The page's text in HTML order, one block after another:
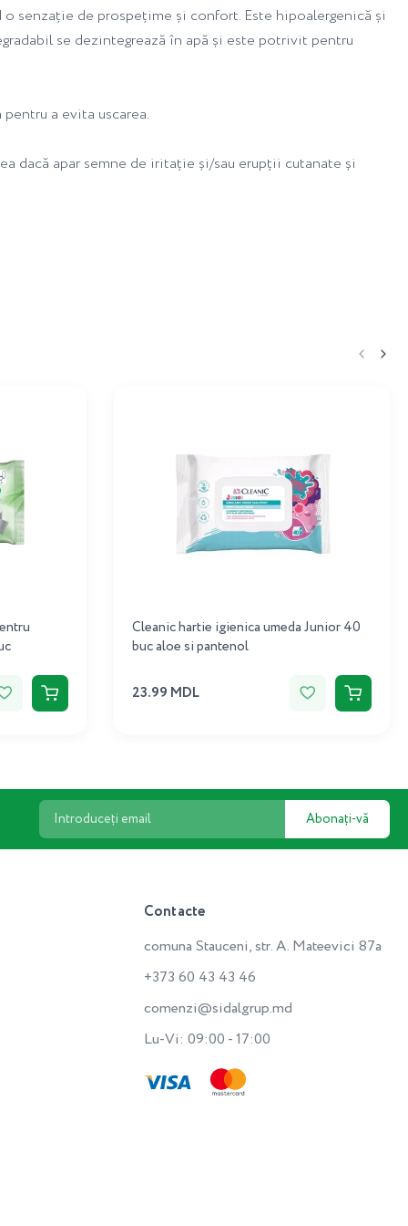
senzație de prospețime și confort. Este hipoalergenică și
se dezintegrează în apă și este potrivit pentru
a evita uscarea.
dacă apar semne de iritație și/sau erupții cutanate și
Cleanic hartie igienica umeda Junior 40
buc aloe si pantenol
23.99 MDL
Abonați-vă
Contacte
comuna Stauceni, str. A. Mateevici 87a
+373 60 43 43 46
comenzi@sidalgrup.md
Lu-Vi: 09:00 - 17:00